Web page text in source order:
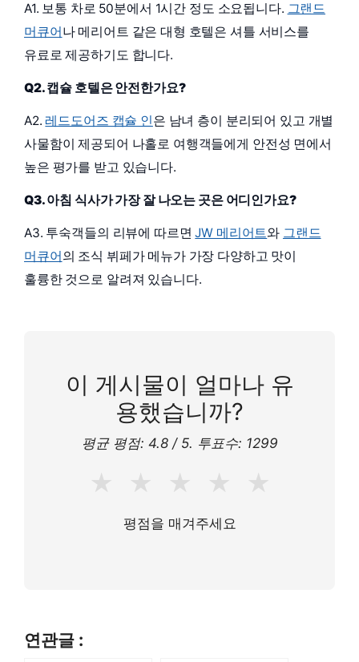
A1. 보통 차로 50분에서 1시간 정도 소요됩니다. 그랜드
머큐어나 메리어트 같은 대형 호텔은 셔틀 서비스를
유료로 제공하기도 합니다.
Q2. 캡슐 호텔은 안전한가요?
A2. 레드도어즈 캡슐 인은 남녀 층이 분리되어 있고 개별
사물함이 제공되어 나홀로 여행객들에게 안전성 면에서
높은 평가를 받고 있습니다.
Q3. 아침 식사가 가장 잘 나오는 곳은 어디인가요?
A3. 투숙객들의 리뷰에 따르면JW 메리어트와 그랜드
머큐어의 조식 뷔페가 메뉴가 가장 다양하고 맛이
훌륭한 것으로 알려져 있습니다.
이 게시물이 얼마나 유
용했습니까?
평균 평점: 4.8/ 5. 투표수: 1299
★ ★ ★ ★ ★
평점을 매겨주세요
연관글 :